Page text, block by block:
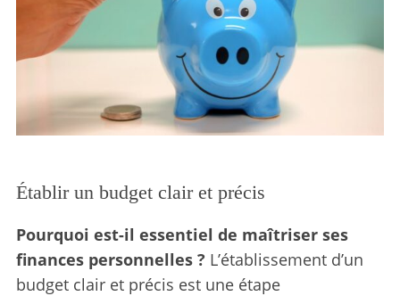
Établir un budget clair et précis
Pourquoi est-il essentiel de maîtriser ses
finances personnelles ? L’établissement d’un
budget clair et précis est une étape